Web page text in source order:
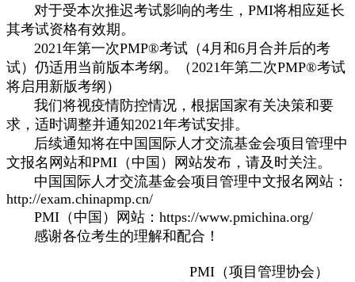
对于受本次推迟考试影响的考生，PMI将相应延长
其考试资格有效期。
2021年第一次PMP®考试（4月和6月合并后的考
试）仍适用当前版本考纲。（2021年第二次PMP®考试
将启用新版考纲）
我们将视疫情防控情况，根据国家有关决策和要
求，适时调整并通知2021年考试安排。
后续通知将在中国国际人才交流基金会项目管理中
文报名网站和PMI（中国）网站发布，请及时关注。
中国国际人才交流基金会项目管理中文报名网站：
http://exam.chinapmp.cn/
PMI（中国）网站： https://www.pmichina.org/
感谢各位考生的理解和配合！
PMI（项目管理协会）